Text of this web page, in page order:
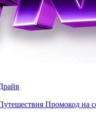
Промокод на